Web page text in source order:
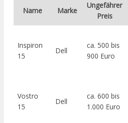
Name Marke
Ungefährer
Preis
Inspiron
15
Dell
ca. 500 bis
900 Euro
Vostro
15
Dell
ca. 600 bis
1.000 Euro